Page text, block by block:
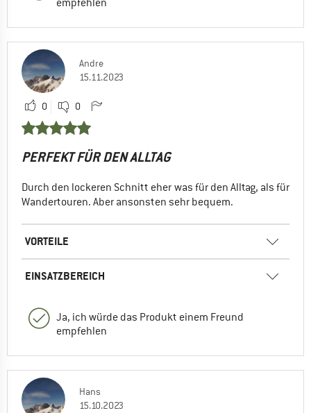
empfehlen
Andre
15.11.2023
0 0
PERFEKT FÜR DEN ALLTAG
Durch den lockeren Schnitt eher was für den Alltag, als für
Wandertouren. Aber ansonsten sehr bequem.
VORTEILE
EINSATZBEREICH
Ja, ich würde das Produkt einem Freund
empfehlen
Hans
15.10.2023